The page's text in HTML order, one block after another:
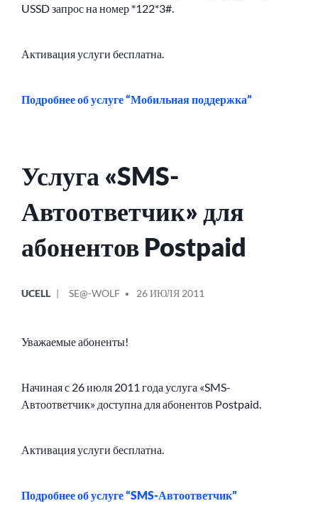
USSD запрос на номер *122*3#.
Активация услуги бесплатна.
Подробнее об услуге “Мобильная поддержка”
Услуга «SMS-
Автоответчик» для
абонентов Postpaid
В
UCELL
ОТ
SE@-WOLF 26 ИЮЛЯ 2011
Уважаемые абоненты!
Начиная с 26 июля 2011 года услуга «SMS-
Автоответчик» доступна для абонентов Postpaid.
Активация услуги бесплатна.
Подробнее об услуге “SMS-Автоответчик”